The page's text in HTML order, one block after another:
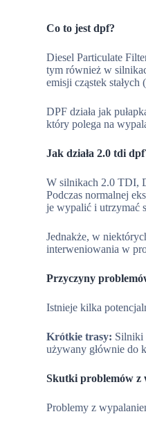
Co to jest dpf?
Diesel Particulate
tym również w
emisji cząstek
DPF działa jak
który polega na
Jak działa 2.0 tdi
W silnikach 2.0 TDI,
Podczas normalnej
je wypalić i utrzymać
Jednakże, w
interweniowania w
Przyczyny
Istnieje kilka
Krótkie trasy: Silniki
używany głównie do
Skutki problemów z
Problemy z